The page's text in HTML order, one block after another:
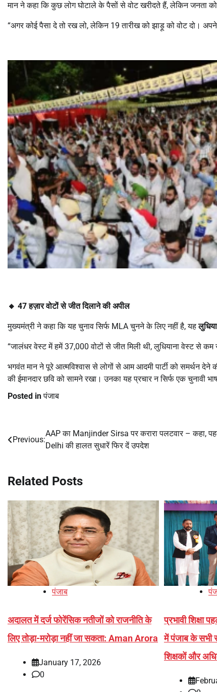
मान ने कहा कि कुछ लोग घोटाले के पैसों से वोट खरीदते हैं, लेकिन जनता
“अगर कोई पैसा दे तो रख लो, लेकिन 19 तारीख को झाड़ू को वोट दो। अपने
🔸 47हज़ार वोटों से जीत दिलाने की अपील
मुख्यमंत्री ने कहा कि यह चुनाव सिर्फ MLA चुनने के लिए नहीं है, यह
“जालंधर वेस्ट में हमें 37,000 वोटों से जीत मिली थी, लुधियाना वेस्ट से
भगवंत मान ने पूरे आत्मविश्वास से लोगों से आम आदमी पार्टी को समर्थन
की ईमानदार छवि को सामने रखा। उनका यह प्रचार न सिर्फ एक चुनावी
Posted inपंजाब
Post
Previous:
AAP का Manjinder Sirsa पर करारा पलटवार – कहा,
Delhi की हालत सुधारें फिर दें उपदेश
Related Posts
पंजाब
अदालत में दर्ज फोरेंसिक नतीजों को राजनीति के
लिए तोड़ा-मरोड़ा नहीं जा सकता: Aman Arora
January 17, 2026
0
प्रभावी शिक्षा
में पंजाब के सभी
शिक्षकों और